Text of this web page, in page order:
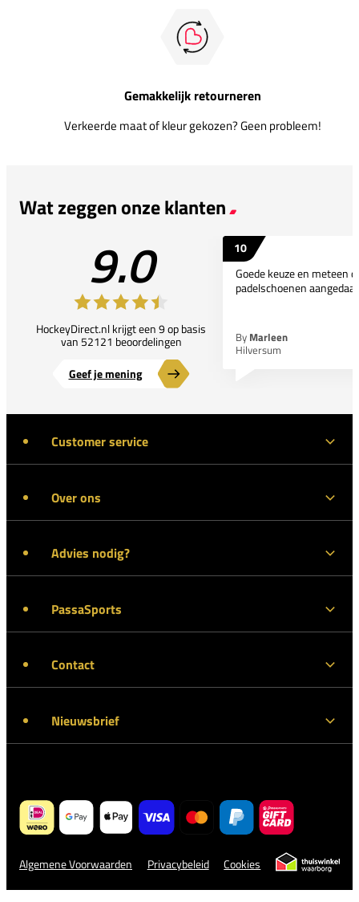
Gemakkelijk retourneren
Verkeerde maat of kleur gekozen? Geen probleem!
Wat zeggen onze klanten
9.0
HockeyDirect.nl krijgt een 9 op basis
van 52121 beoordelingen
Geef je mening
10
Goede keuze en meteen
padelschoenen
By Marleen
Hilversum
Customer service
Over ons
Advies nodig?
PassaSports
Contact
Nieuwsbrief
Algemene Voorwaarden Privacybeleid Cookies